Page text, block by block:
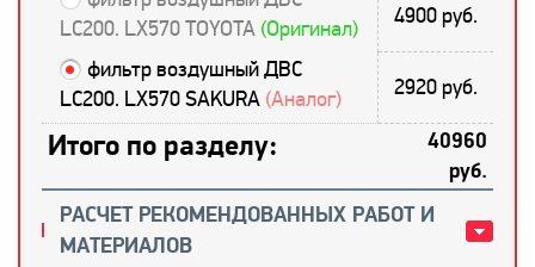
LC200. LX570 TOYOTA (Оригинал) 4900 руб.
фильтр воздушный ДВС
LC200. LX570 SAKURA (Аналог) 2920 руб.
Итого по разделу:
40960
руб.
РАСЧЕТ РЕКОМЕНДОВАННЫХ РАБОТ И
МАТЕРИАЛОВ